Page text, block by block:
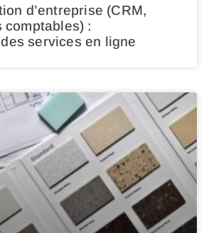
d’entreprise (CRM,
comptables) :
services en ligne